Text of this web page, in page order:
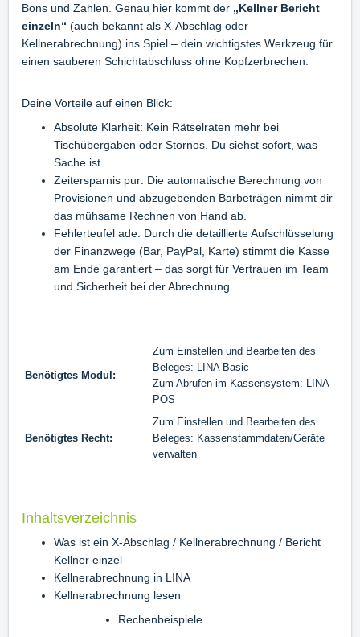
Bons und Zahlen. Genau hier kommt der „Kellner Bericht
einzeln“ (auch bekannt als X-Abschlag oder
Kellnerabrechnung) ins Spiel – dein wichtigstes Werkzeug für
einen sauberen Schichtabschluss ohne Kopfzerbrechen.
Deine Vorteile auf einen Blick:
Absolute Klarheit: Kein Rätselraten mehr bei
Tischübergaben oder Stornos. Du siehst sofort, was
Sache ist.
Zeitersparnis pur: Die automatische Berechnung von
Provisionen und abzugebenden Barbeträgen nimmt dir
das mühsame Rechnen von Hand ab.
Fehlerteufel ade: Durch die detaillierte Aufschlüsselung
der Finanzwege (Bar, PayPal, Karte) stimmt die Kasse
am Ende garantiert – das sorgt für Vertrauen im Team
und Sicherheit bei der Abrechnung.
Benötigtes Modul:
Zum Einstellen und Bearbeiten des
Beleges: LINA Basic
Zum Abrufen im Kassensystem: LINA
POS
Benötigtes Recht:
Zum Einstellen und Bearbeiten des
Beleges: Kassenstammdaten/Geräte
verwalten
Inhaltsverzeichnis
Was ist ein X-Abschlag / Kellnerabrechnung / Bericht
Kellner einzel
Kellnerabrechnung in LINA
Kellnerabrechnung lesen
Rechenbeispiele